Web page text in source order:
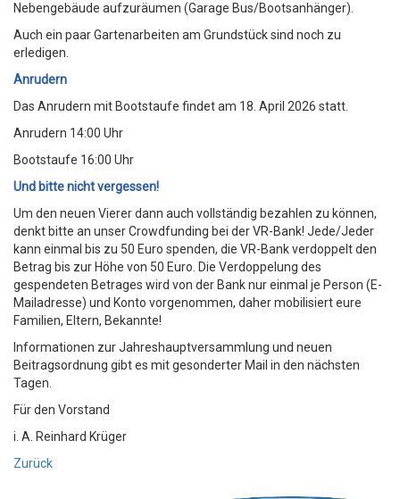
Nebengebäude aufzuräumen (Garage Bus/Bootsanhänger).
Auch ein paar Gartenarbeiten am Grundstück sind noch zu
erledigen.
Anrudern
Das Anrudern mit Bootstaufe findet am 18. April 2026 statt.
Anrudern 14:00 Uhr
Bootstaufe 16:00 Uhr
Und bitte nicht vergessen!
Um den neuen Vierer dann auch vollständig bezahlen zu können,
denkt bitte an unser Crowdfunding bei der VR-Bank! Jede/Jeder
kann einmal bis zu 50 Euro spenden, die VR-Bank verdoppelt den
Betrag bis zur Höhe von 50 Euro. Die Verdoppelung des
gespendeten Betrages wird von der Bank nur einmal je Person (E-
Mailadresse) und Konto vorgenommen, daher mobilisiert eure
Familien, Eltern, Bekannte!
Informationen zur Jahreshauptversammlung und neuen
Beitragsordnung gibt es mit gesonderter Mail in den nächsten
Tagen.
Für den Vorstand
i. A. Reinhard Krüger
Zurück